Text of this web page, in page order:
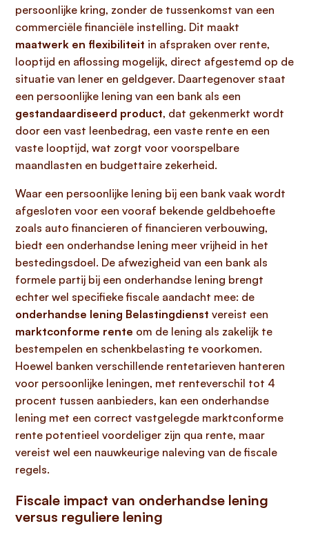
persoonlijke kring, zonder de tussenkomst van een
commerciële financiële instelling. Dit maakt
maatwerk en flexibiliteit in afspraken over rente,
looptijd en aflossing mogelijk, direct afgestemd op de
situatie van lener en geldgever. Daartegenover staat
een persoonlijke lening van een bank als een
gestandaardiseerd product, dat gekenmerkt wordt
door een vast leenbedrag, een vaste rente en een
vaste looptijd, wat zorgt voor voorspelbare
maandlasten en budgettaire zekerheid.
Waar een persoonlijke lening bij een bank vaak wordt
afgesloten voor een vooraf bekende geldbehoefte
zoals auto financieren of financieren verbouwing,
biedt een onderhandse lening meer vrijheid in het
bestedingsdoel. De afwezigheid van een bank als
formele partij bij een onderhandse lening brengt
echter wel specifieke fiscale aandacht mee: de
onderhandse lening Belastingdienst vereist een
marktconforme rente om de lening als zakelijk te
bestempelen en schenkbelasting te voorkomen.
Hoewel banken verschillende rentetarieven hanteren
voor persoonlijke leningen, met renteverschil tot 4
procent tussen aanbieders, kan een onderhandse
lening met een correct vastgelegde marktconforme
rente potentieel voordeliger zijn qua rente, maar
vereist wel een nauwkeurige naleving van de fiscale
regels.
Fiscale impact van onderhandse lening
versus reguliere lening